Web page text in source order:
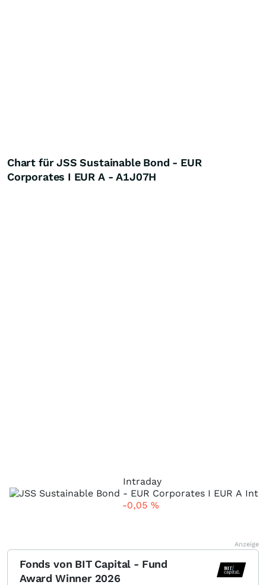
Chart für JSS Sustainable Bond - EUR
Corporates I EUR A - A1J07H
Intraday
-0,05 %
Anzeige
Fonds von BIT Capital - Fund
Award Winner 2026